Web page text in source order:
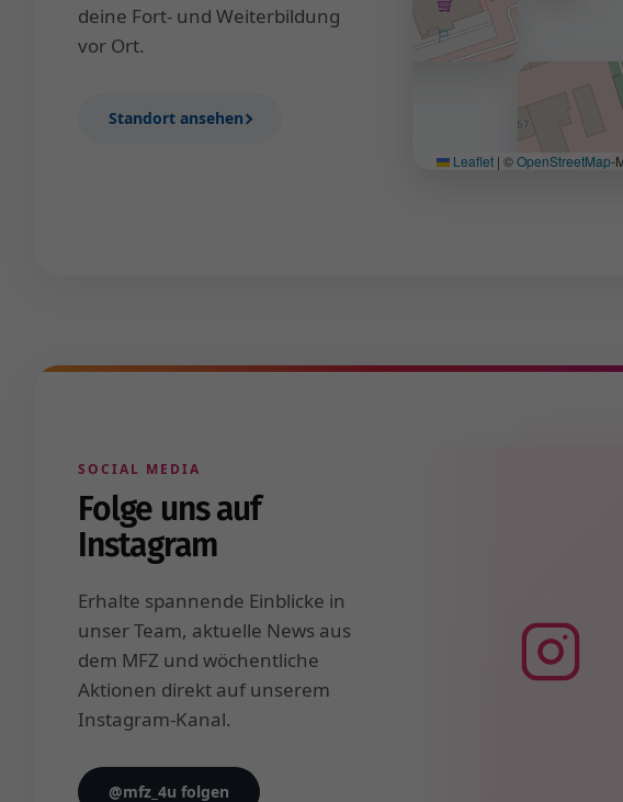
deine Fort- und Weiterbildung
vor Ort.
Standort ansehen
Leaflet | ©OpenStreetMap-
Social Media und Newsletter des MFZ Berlin für Fortbildungen,
SOCIAL MEDIA
Folge uns auf
Instagram
Erhalte spannende Einblicke in
unser Team, aktuelle News aus
dem MFZ und wöchentliche
Aktionen direkt auf unserem
Instagram-Kanal.
@mfz_4u folgen